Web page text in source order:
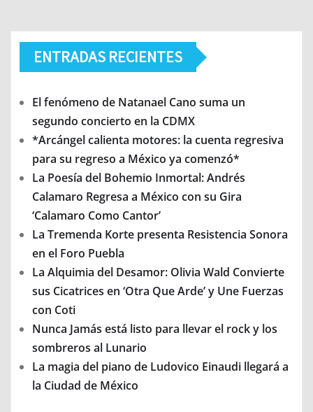
ENTRADAS RECIENTES
El fenómeno de Natanael Cano suma un
segundo concierto en la CDMX
*Arcángel calienta motores: la cuenta regresiva
para su regreso a México ya comenzó*
La Poesía del Bohemio Inmortal: Andrés
Calamaro Regresa a México con su Gira
‘Calamaro Como Cantor’
La Tremenda Korte presenta Resistencia Sonora
en el Foro Puebla
La Alquimia del Desamor: Olivia Wald Convierte
sus Cicatrices en ‘Otra Que Arde’ y Une Fuerzas
con Coti
Nunca Jamás está listo para llevar el rock y los
sombreros al Lunario
La magia del piano de Ludovico Einaudi llegará a
la Ciudad de México